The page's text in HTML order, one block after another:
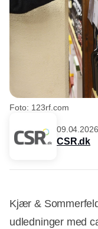
Foto: 123rf.com
09.04.2026
CSR.dk
Kjær &
udledninger med